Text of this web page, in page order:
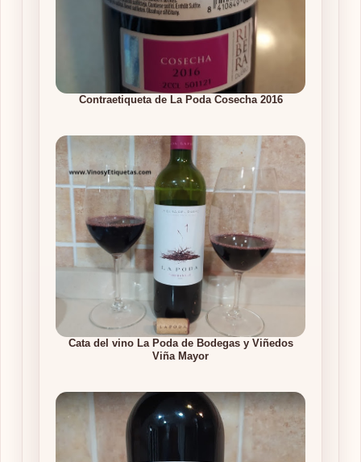
Contraetiqueta de La Poda Cosecha 2016
Cata del vino La Poda de Bodegas y Viñedos
Viña Mayor